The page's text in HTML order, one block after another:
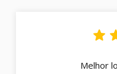
Melhor